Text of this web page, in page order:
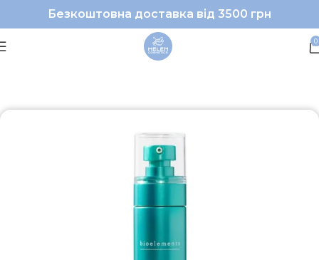
Безкоштовна доставка від 3500 грн
0
Очищення Демакіяж